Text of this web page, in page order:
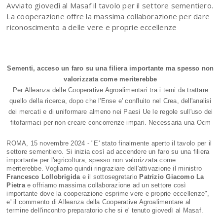
Avviato giovedì al Masaf il tavolo per il settore sementiero.
La cooperazione offre la massima collaborazione per dare
riconoscimento a delle vere e proprie eccellenze
Sementi, acceso un faro su una filiera importante ma spesso non
valorizzata come meriterebbe
Per Alleanza delle Cooperative Agroalimentari tra i temi da trattare
quello della ricerca, dopo che l'Ense e' confluito nel Crea, dell'analisi
dei mercati e di uniformare almeno nei Paesi Ue le regole sull'uso dei
fitofarmaci per non creare concorrenze impari. Necessaria una Ocm
ROMA, 15 novembre 2024 - "E' stato finalmente aperto il tavolo per il
settore sementiero. Si inizia così ad accendere un faro su una filiera
importante per l'agricoltura, spesso non valorizzata come
meriterebbe. Vogliamo quindi ringraziare dell'attivazione il ministro
Francesco Lollobrigidae il sottosegretario Patrizio Giacomo La
Pietrae offriamo massima collaborazione ad un settore così
importante dove la cooperazione esprime vere e proprie eccellenze",
e' il commento di Alleanza della Cooperative Agroalimentare al
termine dell'incontro preparatorio che si e' tenuto giovedì al Masaf.